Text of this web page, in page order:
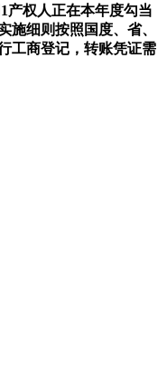
产权人正在本年度勾当
施细则按照国度、省、
工商登记，转账凭证需